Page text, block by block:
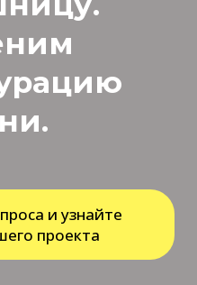
и узнайте
проекта